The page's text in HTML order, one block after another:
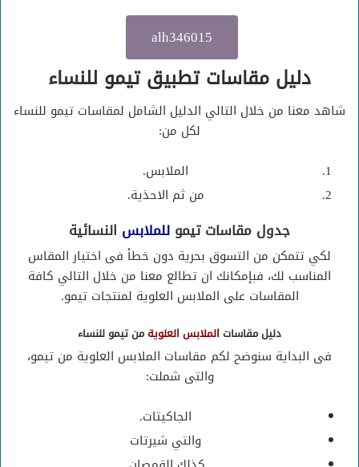
alh346015
دليل مقاسات تطبيق تيمو للنساء
شاهد معنا من خلال التالي الدليل الشامل لمقاسات تيمو للنساء
لكل من:
الملابس.
من ثم الاحذية.
جدول مقاسات تيمو للملابس النسائية
لكي تتمكن من التسوق بحرية دون خطأ فى اختيار المقاس
المناسب لك، فبإمكانك ان تطالع معنا من خلال التالي كافة
المقاسات على الملابس العلوية لمنتجات تيمو.
دليل مقاسات الملابس العلويةمن تيمو للنساء
فى البداية سنوضح لكم مقاسات الملابس العلوية من تيمو،
والتى شملت:
الجاكيتات.
والتي شيرتات